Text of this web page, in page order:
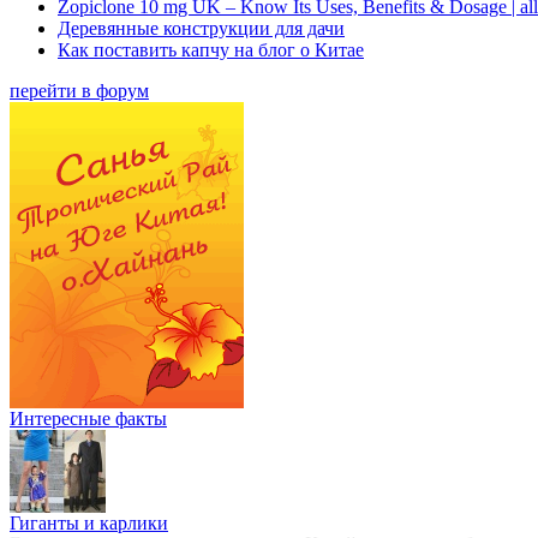
Zopiclone 10 mg UK – Know Its Uses, Benefits & Dosage |
Деревянные конструкции для дачи
Как поставить капчу на блог о Китае
перейти в форум
Интересные факты
Гиганты и карлики